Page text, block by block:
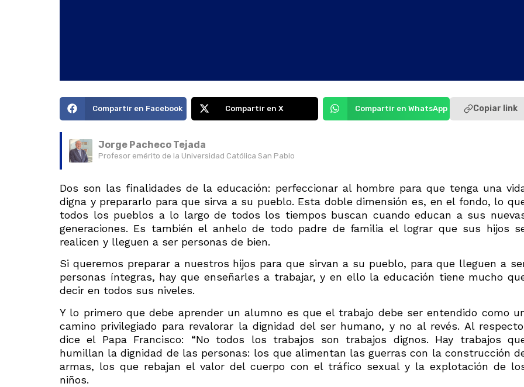
Compartir en Facebook Compartir en X Compartir en WhatsApp Copiar link
Jorge Pacheco Tejada
Profesor emérito de la Universidad Católica San Pablo
Dos son las finalidades de la educación: perfeccionar al hombre para que tenga una
digna y prepararlo para que sirva a su pueblo. Esta doble dimensión es, en el fondo, lo
todos los pueblos a lo largo de todos los tiempos buscan cuando educan a sus
generaciones. Es también el anhelo de todo padre de familia el lograr que sus hijos
realicen y lleguen a ser personas de bien.
Si queremos preparar a nuestros hijos para que sirvan a su pueblo, para que lleguen a
personas íntegras, hay que enseñarles a trabajar, y en ello la educación tiene mucho
decir en todos sus niveles.
Y lo primero que debe aprender un alumno es que el trabajo debe ser entendido como
camino privilegiado para revalorar la dignidad del ser humano, y no al revés. Al
dice el Papa Francisco: “No todos los trabajos son trabajos dignos. Hay trabajos
humillan la dignidad de las personas: los que alimentan las guerras con la construcción
armas, los que rebajan el valor del cuerpo con el tráfico sexual y la explotación de
niños.